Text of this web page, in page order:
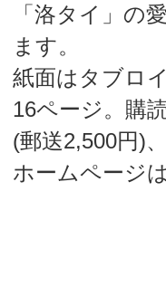
「洛タイ」の
ます。
紙面はタブロ
16ページ。購
(郵送2,500円)
ホームページ